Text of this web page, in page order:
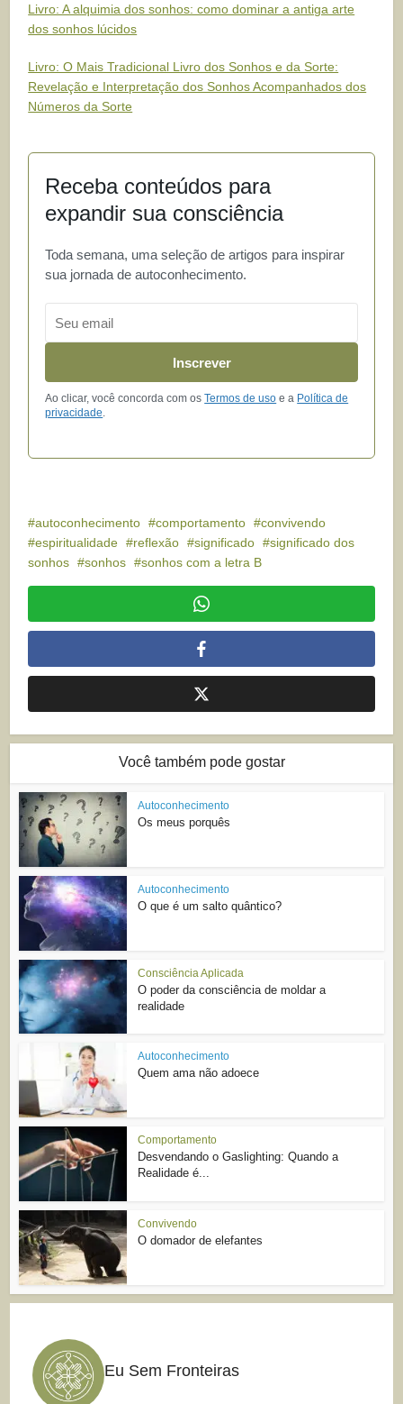
Livro: A alquimia dos sonhos: como dominar a antiga arte
dos sonhos lúcidos
Livro: O Mais Tradicional Livro dos Sonhos e da Sorte:
Revelação e Interpretação dos Sonhos Acompanhados dos
Números da Sorte
Receba conteúdos para
expandir sua consciência
Toda semana, uma seleção de artigos para inspirar
sua jornada de autoconhecimento.
Inscrever
Ao clicar, você concorda com osTermos de uso e a Política de
privacidade.
autoconhecimento comportamento
convivendo
espiritualidade
reflexão significado
significado dos
sonhos
sonhos sonhos com a letra B
Você também pode gostar
Autoconhecimento
Os meus porquês
Autoconhecimento
O que é um salto quântico?
Consciência Aplicada
O poder da consciência de moldar a
realidade
Autoconhecimento
Quem ama não adoece
Comportamento
Desvendando o Gaslighting: Quando a
Realidade é...
Convivendo
O domador de elefantes
Eu Sem Fronteiras